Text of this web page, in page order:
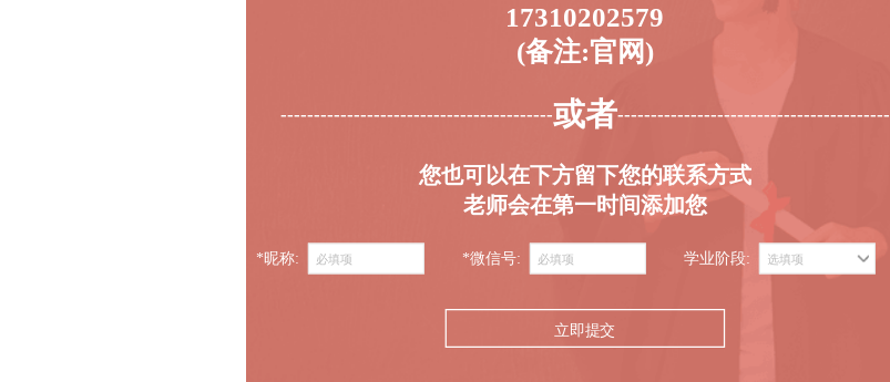
17310202579
(备注:官网)
-----------------------------------------或者-----------------------------------------
您也可以在下方留下您的联系方式
老师会在第一时间添加您
*昵称: *微信号: 学业阶段:
立即提交